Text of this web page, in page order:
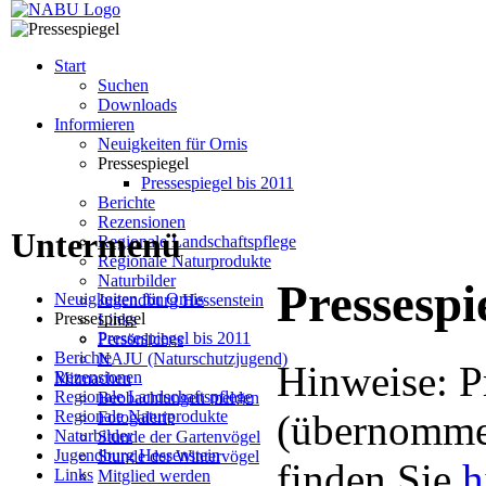
Start
Suchen
Downloads
Informieren
Neuigkeiten für Ornis
Pressespiegel
Pressespiegel bis 2011
Berichte
Rezensionen
Regionale Landschaftspflege
Regionale Naturprodukte
Naturbilder
Jugendburg Hessenstein
Links
Persönliches
NAJU (Naturschutzjugend)
Mitmachen
Beobachtungen melden
Fotogalerie
Stunde der Gartenvögel
Stunde der Wintervögel
Mitglied werden
Untermenü
Neuigkeiten für Ornis
Pressespiegel
Pressespiegel bis 2011
Berichte
Rezensionen
Regionale Landschaftspflege
Regionale Naturprodukte
Naturbilder
Jugendburg Hessenstein
Links
Hinweise: